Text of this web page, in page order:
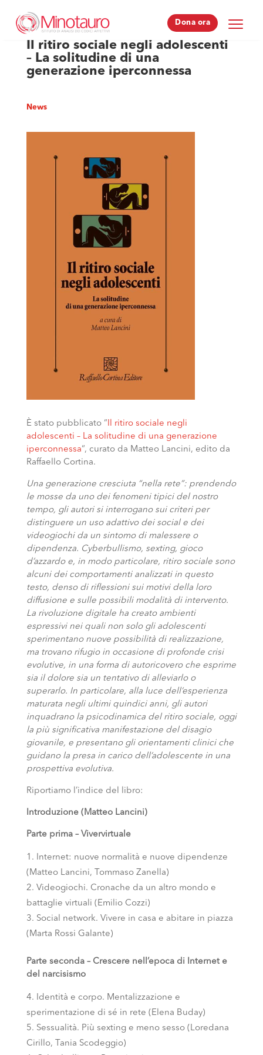
Dona ora
Dona ora
Il ritiro sociale negli adolescenti
– La solitudine di una
generazione iperconnessa
News
È stato pubblicato “Il ritiro sociale negli
adolescenti – La solitudine di una generazione
iperconnessa“, curato da Matteo Lancini, edito da
Raffaello Cortina.
Una generazione cresciuta “nella rete”: prendendo
le mosse da uno dei fenomeni tipici del nostro
tempo, gli autori si interrogano sui criteri per
distinguere un uso adattivo dei social e dei
videogiochi da un sintomo di malessere o
dipendenza. Cyberbullismo, sexting, gioco
d’azzardo e, in modo particolare, ritiro sociale sono
alcuni dei comportamenti analizzati in questo
testo, denso di riflessioni sui motivi della loro
diffusione e sulle possibili modalità di intervento.
La rivoluzione digitale ha creato ambienti
espressivi nei quali non solo gli adolescenti
sperimentano nuove possibilità di realizzazione,
ma trovano rifugio in occasione di profonde crisi
evolutive, in una forma di autoricovero che esprime
sia il dolore sia un tentativo di alleviarlo o
superarlo. In particolare, alla luce dell’esperienza
maturata negli ultimi quindici anni, gli autori
inquadrano la psicodinamica del ritiro sociale, oggi
la più significativa manifestazione del disagio
giovanile, e presentano gli orientamenti clinici che
guidano la presa in carico dell’adolescente in una
prospettiva evolutiva.
Riportiamo l’indice del libro:
Introduzione (Matteo Lancini)
Parte prima – Vivervirtuale
Internet: nuove normalità e nuove dipendenze
(Matteo Lancini, Tommaso Zanella)
Videogiochi. Cronache da un altro mondo e
battaglie virtuali (Emilio Cozzi)
Social network. Vivere in casa e abitare in piazza
(Marta Rossi Galante)
Parte seconda – Crescere nell’epoca di Internet e
del narcisismo
Identità e corpo. Mentalizzazione e
sperimentazione di sé in rete (Elena Buday)
Sessualità. Più sexting e meno sesso (Loredana
Cirillo, Tania Scodeggio)